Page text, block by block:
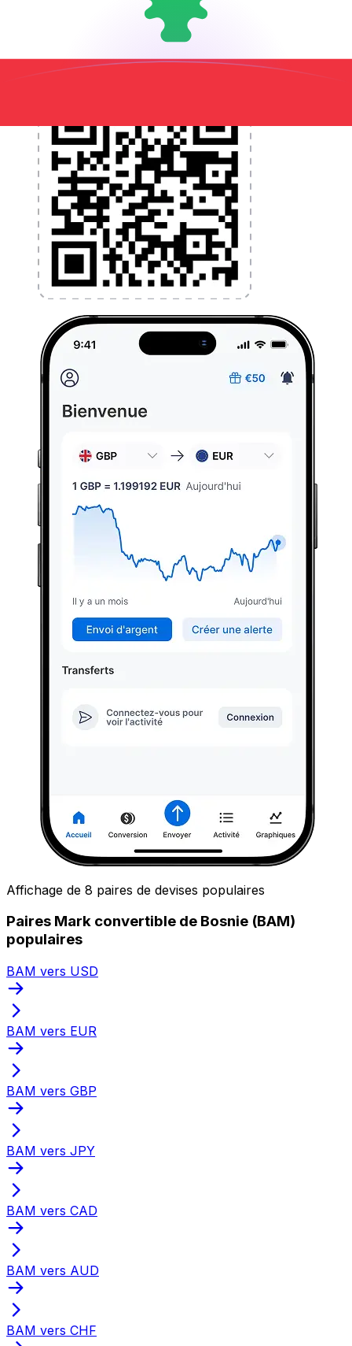
l'argent à l'étranger sans frais cachés. Téléchargez
l'application dès aujourd'hui !
Affichage de 8 paires de devises populaires
Paires Mark convertible de Bosnie (BAM)
populaires
BAM vers USD
BAM vers EUR
BAM vers GBP
BAM vers JPY
BAM vers CAD
BAM vers AUD
BAM vers CHF